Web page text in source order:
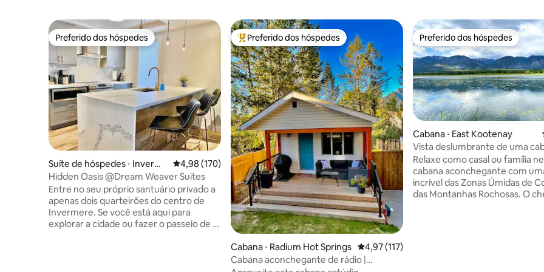
Preferido dos hóspedes
Preferido dos hóspedes
Suíte de hóspedes ⋅ Inverme
re
4,98 de uma avaliação média de 5, 170 avaliações
4,98 (170)
Hidden Oasis @Dream Weaver Suites
Entre no seu próprio santuário privado a
apenas dois quarteirões do centro de
Invermere. Se você está aqui para
explorar a cidade ou fazer o passeio de 8
Entre os melhores preferidos dos hóspedes
Preferido dos hóspedes
Cabana ⋅ Radium Hot Springs 4,97 de uma avaliação média de 5, 117
4,97 (117)
Cabana aconchegante de rádio |
Preferido dos hóspedes
Preferido dos hóspedes
Cabana ⋅ East Kootenay
Vista deslumbrante de uma
aconchegante de 2 quartos.
Relaxe como casal ou família
cabana aconchegante com
incrível das Zonas Úmidas de
das Montanhas Rochosas. O